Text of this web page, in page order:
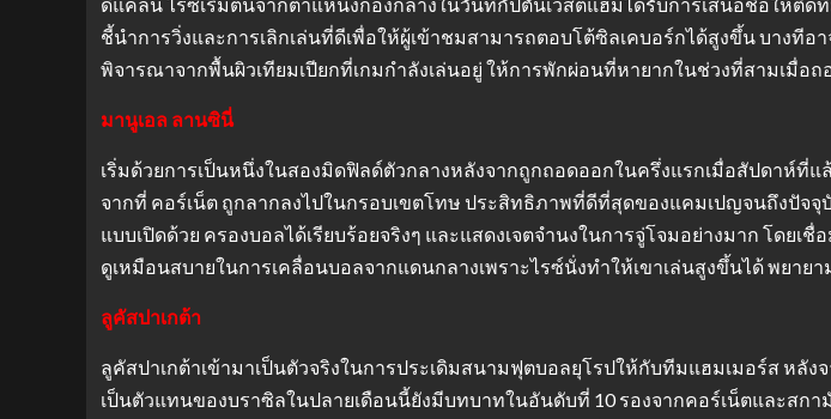
ชี้นำการวิ่งและการเลิกเล่นที่ดีเพื่อให้ผู้เข้าชมสามารถตอบโต้ซิลเคบอร์กได้สูงขึ้น บางที
พิจารณาจากพื้นผิวเทียมเปียกที่เกมกำลังเล่นอยู่ ให้การพักผ่อนที่หายากในช่วงที่สามเมื่อถ
มานูเอล ลานซินี่
เริ่มด้วยการเป็นหนึ่งในสองมิดฟิลด์ตัวกลางหลังจากถูกถอดออกในครึ่งแรกเมื่อสัปดาห์ที่
จากที่ คอร์เน็ต ถูกลากลงไปในกรอบเขตโทษ ประสิทธิภาพที่ดีที่สุดของแคมเปญจนถึงปัจ
แบบเปิดด้วย ครองบอลได้เรียบร้อยจริงๆ และแสดงเจตจำนงในการจู่โจมอย่างมาก โดย
ดูเหมือนสบายในการเคลื่อนบอลจากแดนกลางเพราะไรซ์นั่งทำให้เขาเล่นสูงขึ้นได้ พยา
ลูคัสปาเกต้า
ลูคัสปาเกต้าเข้ามาเป็นตัวจริงในการประเดิมสนามฟุตบอลยุโรปให้กับทีมแฮมเมอร์ส หลั
เป็นตัวแทนของบราซิลในปลายเดือนนี้ยังมีบทบาทในอันดับที่ 10 รองจากคอร์เน็ตและส